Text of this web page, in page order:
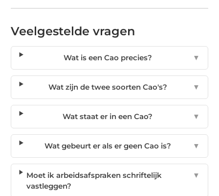
Veelgestelde vragen
Wat is een Cao precies? ▼
Wat zijn de twee soorten Cao's? ▼
Wat staat er in een Cao? ▼
Wat gebeurt er als er geen Cao is? ▼
Moet ik arbeidsafspraken schriftelijk
vastleggen?
▼